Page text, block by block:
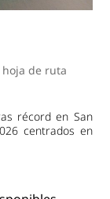
hoja de ruta
récord en San
centrados en